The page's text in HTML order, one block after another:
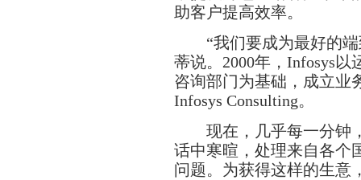
助客户提高效率。
“我们要成为最好的端
蒂说。2000年，Infosys以
咨询部门为基础，成立业
Infosys Consulting。
现在，几乎每一分钟，
话中寒暄，处理来自各个
问题。为获得这样的生意